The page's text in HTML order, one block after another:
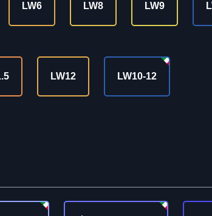
LW6 LW8 LW9
LW12 LW10-12